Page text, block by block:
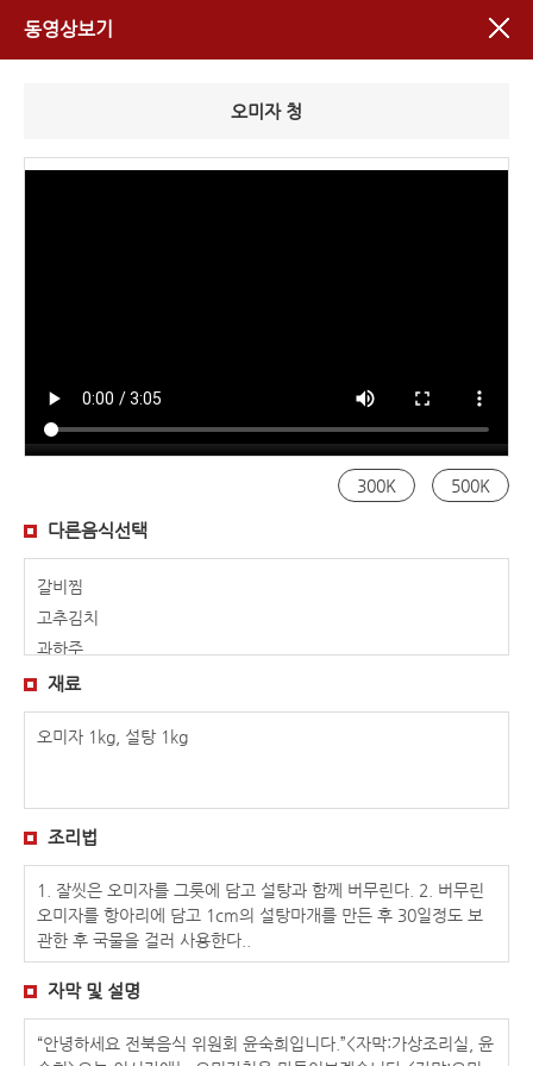
동영상보기
오미자 청
300K 500K
다른음식선택
갈비찜
고추김치
과하주
김치밥
꽃게장
녹두빈대떡
대합구이
도토리묵
돌솥밥
두릅전골
두부떡국
땅콩두부
모주(김시원)
모주(송호연)
재료
오미자 1kg, 설탕 1kg
조리법
1. 잘씻은 오미자를 그릇에 담고 설탕과 함께 버무린다. 2. 버무린
오미자를 항아리에 담고 1cm의 설탕마개를 만든 후 30일정도 보
관한 후 국물을 걸러 사용한다..
자막 및 설명
“안녕하세요 전북음식 위원회 윤숙희입니다.”<자막:가상조리실, 윤